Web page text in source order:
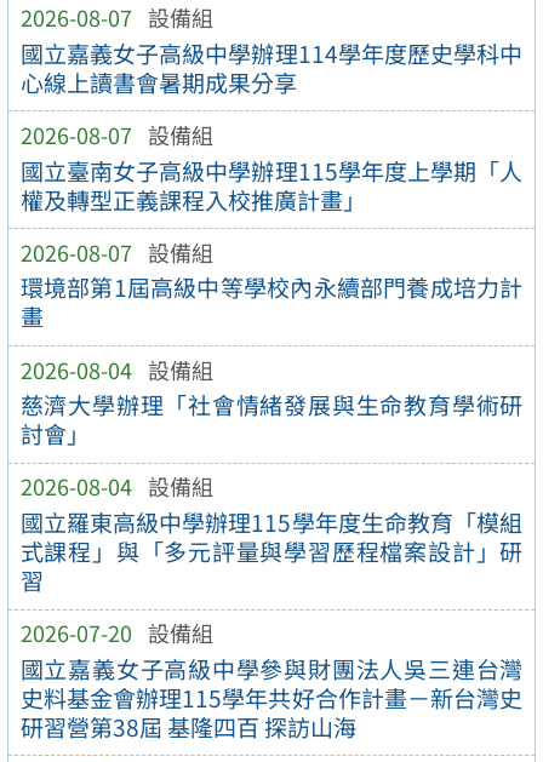
2026-08-07 設備組
國立嘉義女子高級中學辦理114學年度歷史學科中
心線上讀書會暑期成果分享
2026-08-07 設備組
國立臺南女子高級中學辦理115學年度上學期「人
權及轉型正義課程入校推廣計畫」
2026-08-07 設備組
環境部第1屆高級中等學校內永續部門養成培力計
畫
2026-08-04 設備組
慈濟大學辦理「社會情緒發展與生命教育學術研
討會」
2026-08-04 設備組
國立羅東高級中學辦理115學年度生命教育「模組
式課程」與「多元評量與學習歷程檔案設計」研
習
2026-07-20 設備組
國立嘉義女子高級中學參與財團法人吳三連台灣
史料基金會辦理115學年共好合作計畫－新台灣史
研習營第38屆 基隆四百 探訪山海